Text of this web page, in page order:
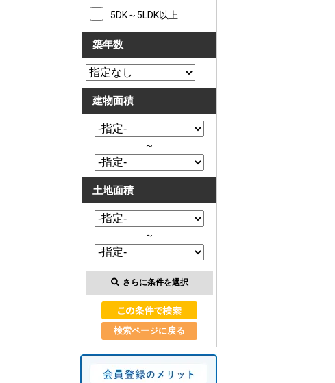
5DK～5LDK以上
築年数
建物面積
～
土地面積
～
さらに条件を選択
検索ページに戻る